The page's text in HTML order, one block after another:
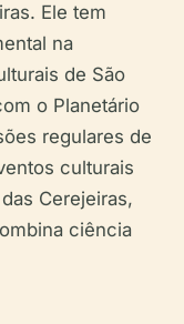
Ele tem
na
de São
o Planetário
regulares de
culturais
Cerejeiras,
ciência